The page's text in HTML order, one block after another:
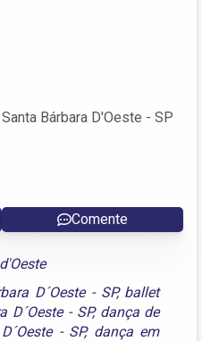
Bárbara D'Oeste - SP
Comente
D´Oeste - SP, ballet
D´Oeste - SP, dança de
- SP, dança em